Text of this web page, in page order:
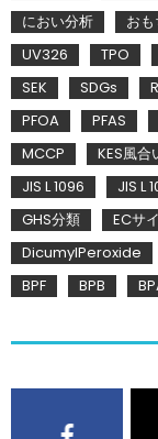
におい分析
お
UV326
TPO
SEK
SDGs
PFOA
PFAS
MCCP
KES風合
JIS L 1096
JIS L
GHS分類
ECサ
DicumylPeroxide
BPF
BPB